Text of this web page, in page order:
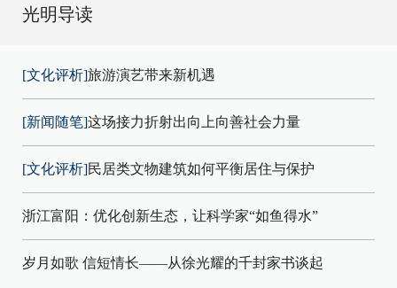
光明导读
[文化评析]旅游演艺带来新机遇
[新闻随笔]这场接力折射出向上向善社会力量
[文化评析]民居类文物建筑如何平衡居住与保护
浙江富阳：优化创新生态，让科学家“如鱼得水”
岁月如歌 信短情长——从徐光耀的千封家书谈起